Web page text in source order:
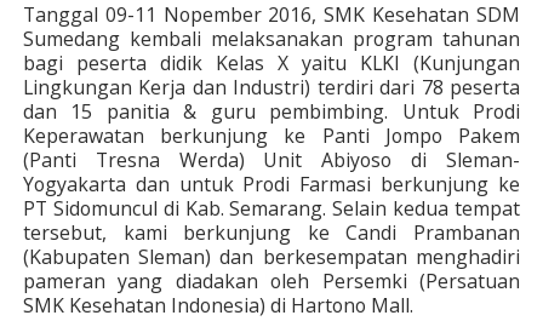
Tanggal 09-11 Nopember 2016, SMK Kesehatan SDM
Sumedang kembali melaksanakan program tahunan
bagi peserta didik Kelas X yaitu KLKI (Kunjungan
Lingkungan Kerja dan Industri) terdiri dari 78 peserta
dan 15 panitia & guru pembimbing. Untuk Prodi
Keperawatan berkunjung ke Panti Jompo Pakem
(Panti Tresna Werda) Unit Abiyoso di Sleman-
Yogyakarta dan untuk Prodi Farmasi berkunjung ke
PT Sidomuncul di Kab. Semarang. Selain kedua tempat
tersebut, kami berkunjung ke Candi Prambanan
(Kabupaten Sleman) dan berkesempatan menghadiri
pameran yang diadakan oleh Persemki (Persatuan
SMK Kesehatan Indonesia) di Hartono Mall.